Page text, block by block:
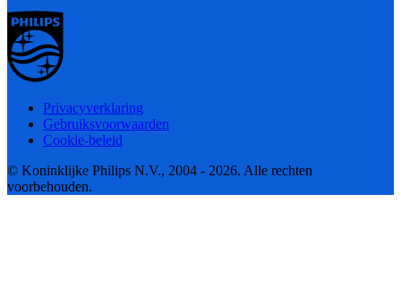
Privacyverklaring
Gebruiksvoorwaarden
Cookie-beleid
© Koninklijke Philips N.V., 2004 - 2026. Alle rechten
voorbehouden.